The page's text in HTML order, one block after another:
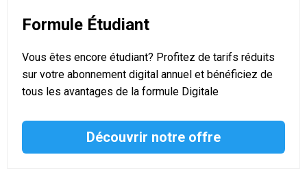
Formule Étudiant
Vous êtes encore étudiant? Profitez de tarifs réduits
sur votre abonnement digital annuel et bénéficiez de
tous les avantages de la formule Digitale
Découvrir notre offre